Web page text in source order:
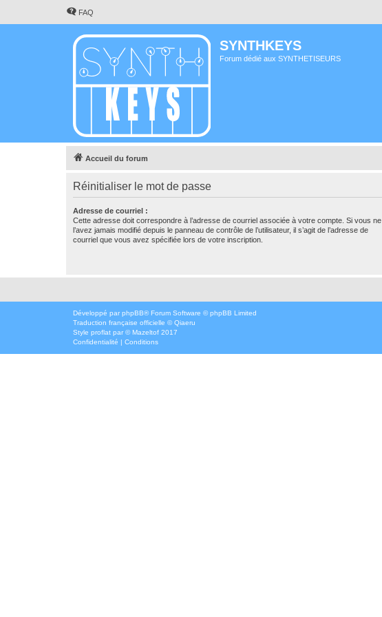
FAQ
SYNTHKEYS
Forum dédié aux SYNTHETISEURS
Accueil du forum
Réinitialiser le mot de passe
Adresse de courriel :
Cette adresse doit correspondre à l’adresse de courriel associée à votre compte. Si vous ne
l’avez jamais modifié depuis le panneau de contrôle de l’utilisateur, il s’agit de l’adresse de
courriel que vous avez spécifiée lors de votre inscription.
Développé par phpBB® Forum Software © phpBB Limited
Traduction française officielle ©Qiaeru
Style proflat par ©Mazeltof 2017
Confidentialité | Conditions